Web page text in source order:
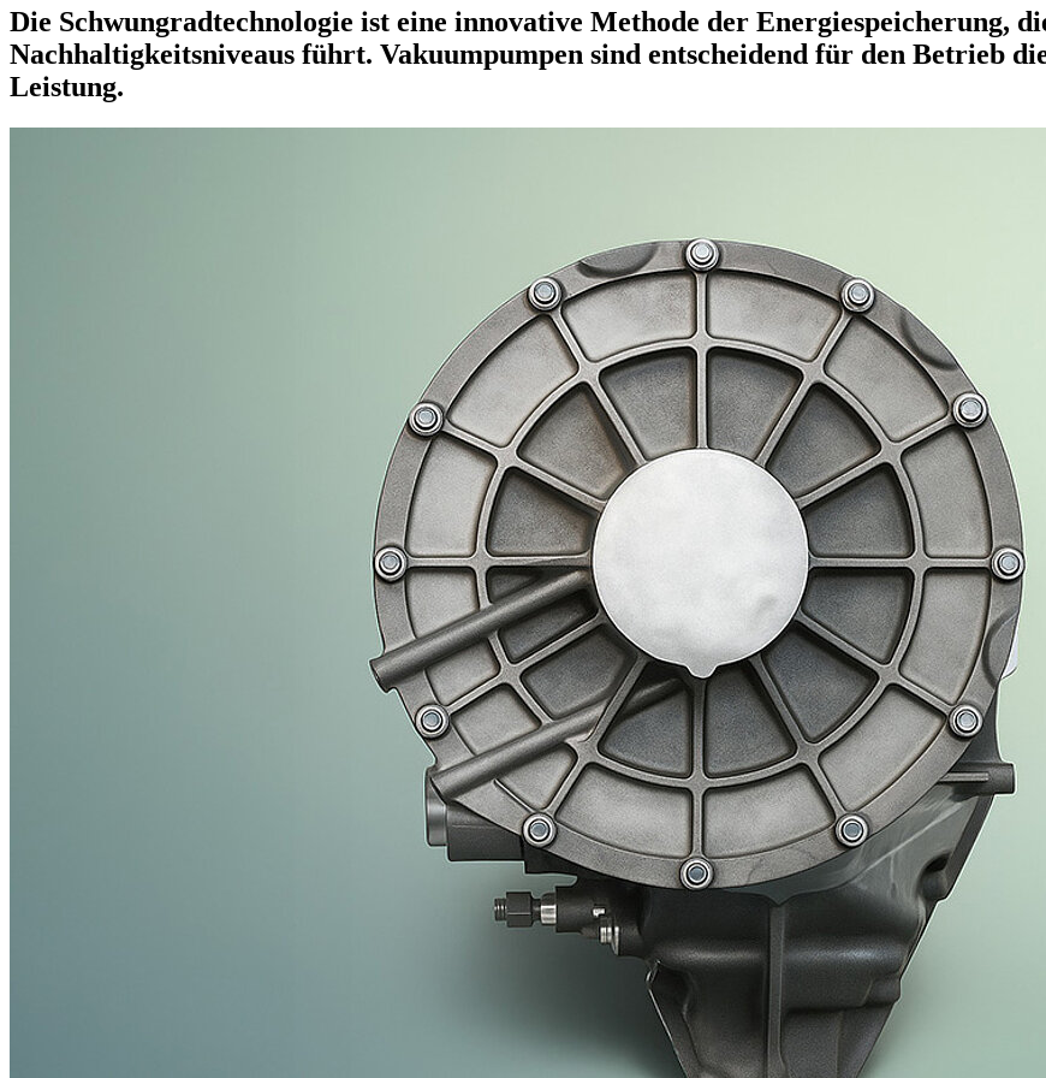
Die Schwungradtechnologie ist eine innovative Methode der Energiespeicherung,
Nachhaltigkeitsniveaus führt. Vakuumpumpen sind entscheidend für den Betrieb
Leistung.